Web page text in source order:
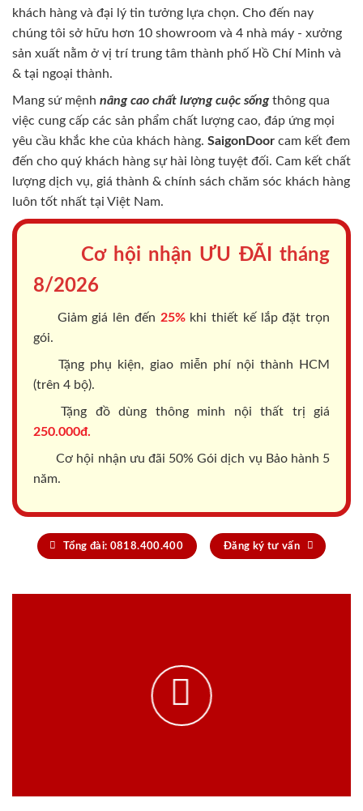
khách hàng và đại lý tin tưởng lựa chọn. Cho đến nay
chúng tôi sở hữu hơn 10 showroom và 4 nhà máy - xưởng
sản xuất nằm ở vị trí trung tâm thành phố Hồ Chí Minh và
& tại ngoại thành.
Mang sứ mệnh nâng cao chất lượng cuộc sốngthông qua
việc cung cấp các sản phẩm chất lượng cao, đáp ứng mọi
yêu cầu khắc khe của khách hàng. SaigonDoor cam kết đem
đến cho quý khách hàng sự hài lòng tuyệt đối. Cam kết chất
lượng dịch vụ, giá thành & chính sách chăm sóc khách hàng
luôn tốt nhất tại Việt Nam.
Cơ hội nhận ƯU ĐÃI tháng
8/2026
Giảm giá lên đến 25%khi thiết kế lắp đặt trọn
gói.
Tặng phụ kiện, giao miễn phí nội thành HCM
(trên 4 bộ).
Tặng đồ dùng thông minh nội thất trị giá
250.000đ.
Cơ hội nhận ưu đãi 50% Gói dịch vụ Bảo hành 5
năm.
Tổng đài: 0818.400.400 Đăng ký tư vấn